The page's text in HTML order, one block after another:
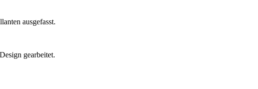
ausgefasst.
gearbeitet.